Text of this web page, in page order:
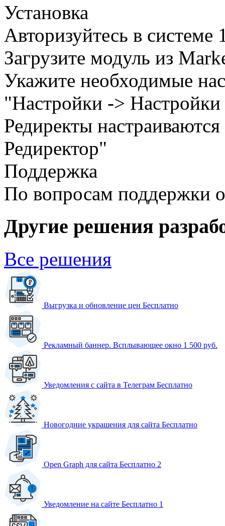
Установка
Авторизуйтесь в
Загрузите модуль из
Укажите необходимые
"Настройки ->
Редиректы
Редиректор"
Поддержка
По вопросам поддержки
Другие решения
Все решения
Выгрузка и обновление цен Бесплатно
Рекламный баннер. Всплывающее окно 1 500 руб.
Уведомления с сайта в Телеграм Бесплатно
Новогодние украшения для сайта Бесплатно
Open Graph для сайта Бесплатно 2
Уведомление на сайте Бесплатно 1